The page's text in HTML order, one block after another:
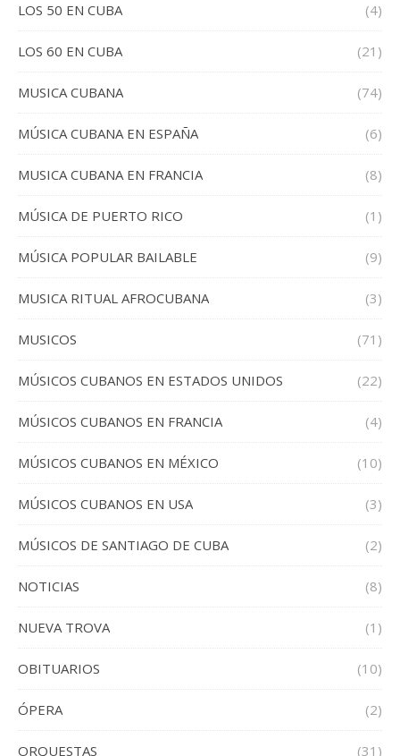
LOS 50 EN CUBA (4)
LOS 60 EN CUBA (21)
MUSICA CUBANA (74)
MÚSICA CUBANA EN ESPAÑA (6)
MUSICA CUBANA EN FRANCIA (8)
MÚSICA DE PUERTO RICO (1)
MÚSICA POPULAR BAILABLE (9)
MUSICA RITUAL AFROCUBANA (3)
MUSICOS (71)
MÚSICOS CUBANOS EN ESTADOS UNIDOS (22)
MÚSICOS CUBANOS EN FRANCIA (4)
MÚSICOS CUBANOS EN MÉXICO (10)
MÚSICOS CUBANOS EN USA (3)
MÚSICOS DE SANTIAGO DE CUBA (2)
NOTICIAS (8)
NUEVA TROVA (1)
OBITUARIOS (10)
ÓPERA (2)
ORQUESTAS (31)